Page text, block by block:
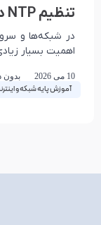
آموزش پایه شبکه و
تنظیم NTP در سرور VPS
در شبکه‌ها و
10 می 2026 بدون